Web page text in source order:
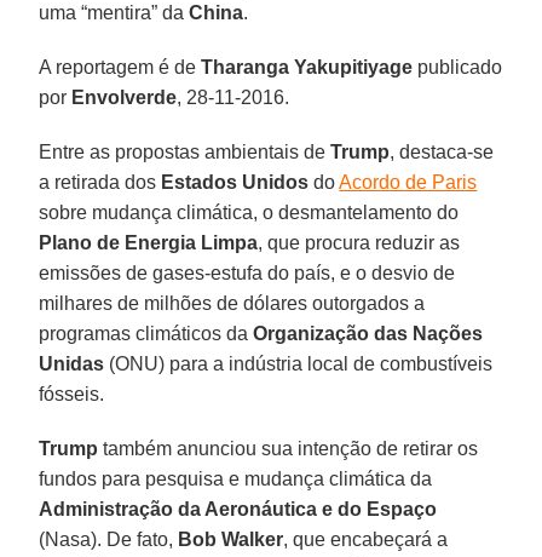
uma “mentira” da China.
A reportagem é deTharanga Yakupitiyage publicado
por Envolverde, 28-11-2016.
Entre as propostas ambientais deTrump, destaca-se
a retirada dos Estados Unidos doAcordo de Paris
sobre mudança climática, o desmantelamento do
Plano de Energia Limpa, que procura reduzir as
emissões de gases-estufa do país, e o desvio de
milhares de milhões de dólares outorgados a
programas climáticos daOrganização das Nações
Unidas (ONU) para a indústria local de combustíveis
fósseis.
Trump também anunciou sua intenção de retirar os
fundos para pesquisa e mudança climática da
Administração da Aeronáutica e do Espaço
(Nasa). De fato, Bob Walker, que encabeçará a